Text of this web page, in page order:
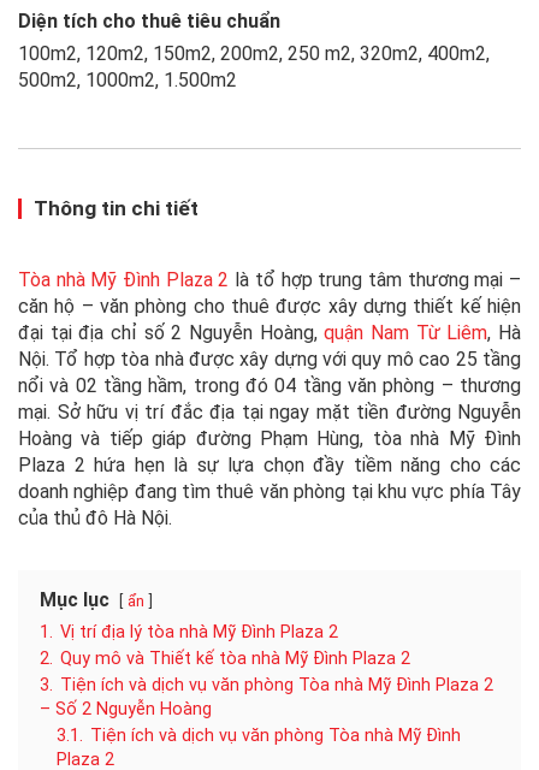
Diện tích cho thuê tiêu chuẩn
100m2, 120m2, 150m2, 200m2, 250 m2, 320m2, 400m2,
500m2, 1000m2, 1.500m2
Thông tin chi tiết
Tòa nhà Mỹ Đình Plaza 2 là tổ hợp trung tâm thương mại –
căn hộ – văn phòng cho thuê được xây dựng thiết kế hiện
đại tại địa chỉ số 2 Nguyễn Hoàng,quận Nam Từ Liêm, Hà
Nội. Tổ hợp tòa nhà được xây dựng với quy mô cao 25 tầng
nổi và 02 tầng hầm, trong đó 04 tầng văn phòng – thương
mại. Sở hữu vị trí đắc địa tại ngay mặt tiền đường Nguyễn
Hoàng và tiếp giáp đường Phạm Hùng, tòa nhà Mỹ Đình
Plaza 2 hứa hẹn là sự lựa chọn đầy tiềm năng cho các
doanh nghiệp đang tìm thuê văn phòng tại khu vực phía Tây
của thủ đô Hà Nội.
Mục lục ẩn
1. Vị trí địa lý tòa nhà Mỹ Đình Plaza 2
2. Quy mô và Thiết kế tòa nhà Mỹ Đình Plaza 2
3. Tiện ích và dịch vụ văn phòng Tòa nhà Mỹ Đình Plaza 2
– Số 2 Nguyễn Hoàng
3.1. Tiện ích và dịch vụ văn phòng Tòa nhà Mỹ Đình
Plaza 2